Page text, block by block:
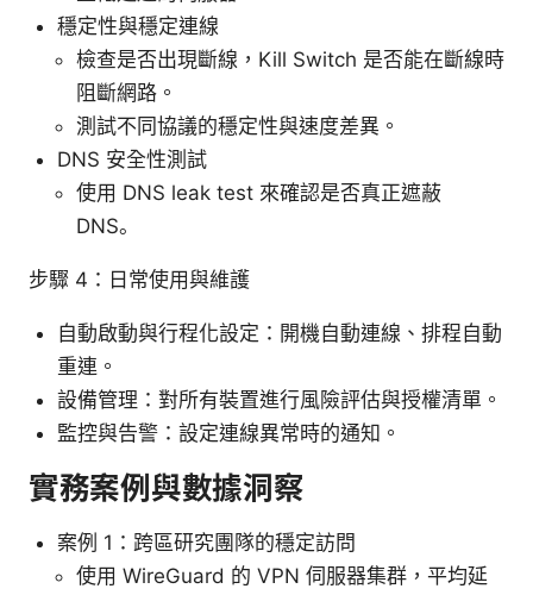
穩定性與穩定連線
檢查是否出現斷線，Kill Switch 是否能在斷線時
阻斷網路。
測試不同協議的穩定性與速度差異。
DNS 安全性測試
使用 DNS leak test 來確認是否真正遮蔽
DNS。
步驟 4：日常使用與維護
自動啟動與行程化設定：開機自動連線、排程自動
重連。
設備管理：對所有裝置進行風險評估與授權清單。
監控與告警：設定連線異常時的通知。
實務案例與數據洞察
案例 1：跨區研究團隊的穩定訪問
使用 WireGuard 的 VPN 伺服器集群，平均延